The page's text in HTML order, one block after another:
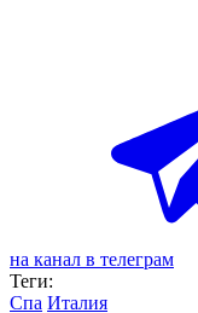
на канал в телеграм
Теги:
Спа Италия